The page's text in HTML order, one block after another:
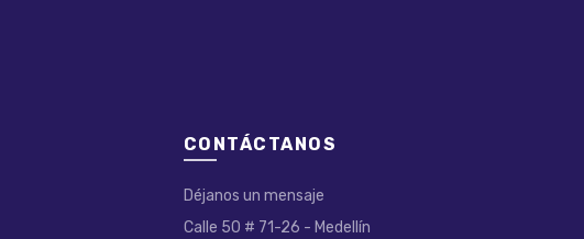
CONTÁCTANOS
Déjanos un mensaje
Calle 50 # 71-26 - Medellín